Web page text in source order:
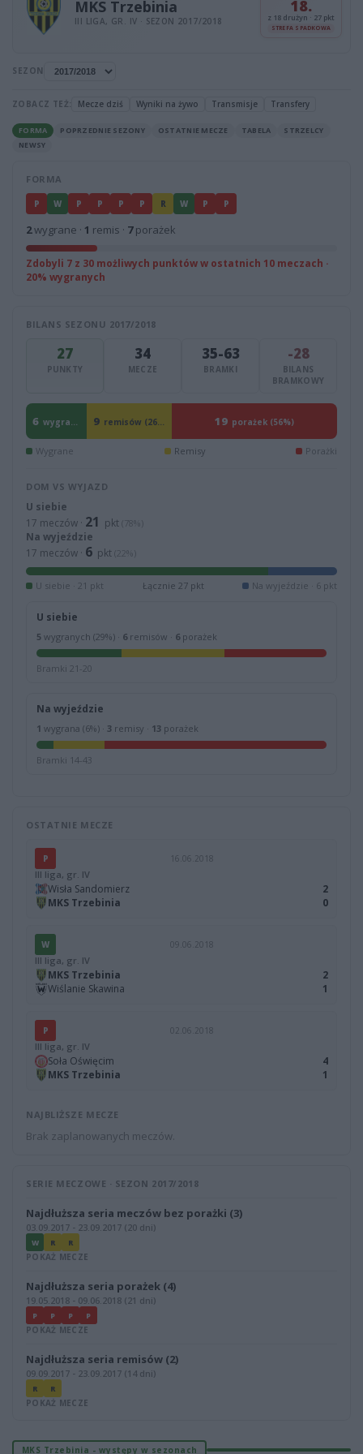
MKS Trzebinia
III LIGA, GR. IV · SEZON 2017/2018
18.
z 18 drużyn · 27 pkt
STREFA SPADKOWA
SEZON
ZOBACZ TEŻ: Mecze dziś Wyniki na żywo Transmisje Transfery
FORMA POPRZEDNIE SEZONY OSTATNIE MECZE TABELA
STRZELCY
NEWSY
FORMA
P W P P P P R W P P
2wygrane · 1 remis · 7porażek
Zdobyli 7 z 30 możliwych punktów w ostatnich 10 meczach ·
20% wygranych
BILANS SEZONU 2017/2018
27
PUNKTY
34
MECZE
35-63
BRAMKI
-28
BILANS
BRAMKOWY
6 wygranych (18%) 9 remisów (26%) 19 porażek (56%)
Wygrane Remisy Porażki
DOM VS WYJAZD
U siebie
17 meczów · 21 pkt (78%)
Na wyjeździe
17 meczów · 6 pkt (22%)
U siebie · 21 pkt Łącznie 27 pkt Na wyjeździe · 6 pkt
U siebie
5 wygranych (29%) · 6remisów · 6porażek
Bramki 21-20
Na wyjeździe
1 wygrana (6%) · 3 remisy · 13 porażek
Bramki 14-43
OSTATNIE MECZE
P 16.06.2018
III liga, gr. IV
Wisła Sandomierz
2
MKS Trzebinia
0
W 09.06.2018
III liga, gr. IV
MKS Trzebinia
2
Wiślanie Skawina
1
P 02.06.2018
III liga, gr. IV
Soła Oświęcim
4
MKS Trzebinia
1
NAJBLIŻSZE MECZE
Brak zaplanowanych meczów.
SERIE MECZOWE · SEZON 2017/2018
Najdłuższa seria meczów bez porażki (3)
03.09.2017 - 23.09.2017 (20 dni)
W R R
POKAŻ MECZE
Najdłuższa seria porażek (4)
19.05.2018 - 09.06.2018 (21 dni)
P P P P
POKAŻ MECZE
Najdłuższa seria remisów (2)
09.09.2017 - 23.09.2017 (14 dni)
R R
POKAŻ MECZE
MKS Trzebinia - występy w sezonach